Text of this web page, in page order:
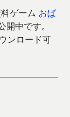
ゲーム おば
開中です。
ンロード可